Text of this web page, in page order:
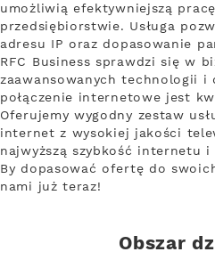
umożliwią efektywniejszą
przedsiębiorstwie. Usługa
adresu IP oraz dopasowanie
RFC Business sprawdzi się w
zaawansowanych technologii
połączenie internetowe jest
Oferujemy wygodny zestaw
internet z wysokiej jakości
najwyższą szybkość internetu i
By dopasować ofertę do
nami już teraz!
Obszar